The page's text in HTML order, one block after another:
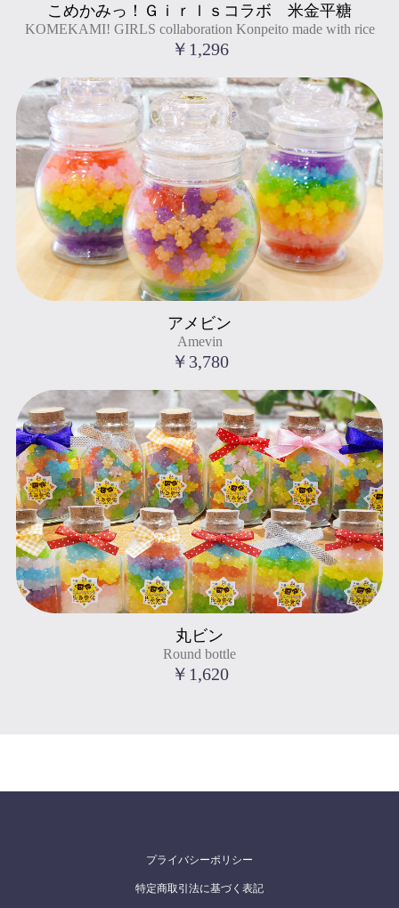
" title="こめかみっ！Ｇｉｒｌｓコラボ 米金平糖
KOMEKAMI! GIRLS collaboration Konpeito made with rice
">
こめかみっ！Ｇｉｒｌｓコラボ 米金平糖
KOMEKAMI! GIRLS collaboration Konpeito made with rice
￥1,296
" title="アメビン
Amevin
">
アメビン
Amevin
￥3,780
" title="丸ビン
Round bottle
">
丸ビン
Round bottle
￥1,620
プライバシーポリシー
特定商取引法に基づく表記